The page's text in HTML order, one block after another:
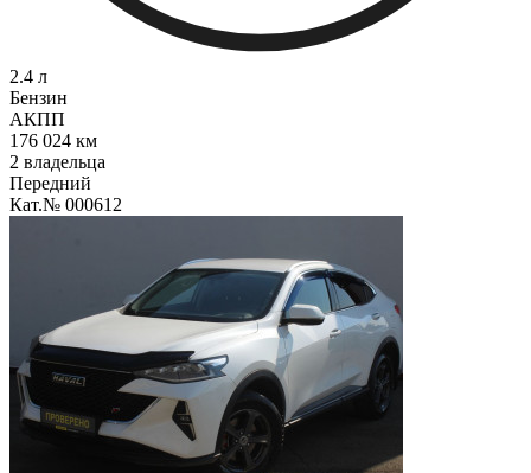
2.4 л
Бензин
АКПП
176 024 км
2 владельца
Передний
Кат.№ 000612